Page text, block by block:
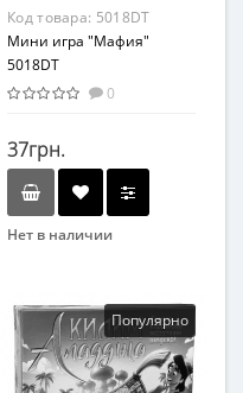
Код товара: 5018DT
Мини игра "Мафия"
5018DT
0
37грн.
Нет в наличии
Возрастная группа
От 10 лет
Популярно